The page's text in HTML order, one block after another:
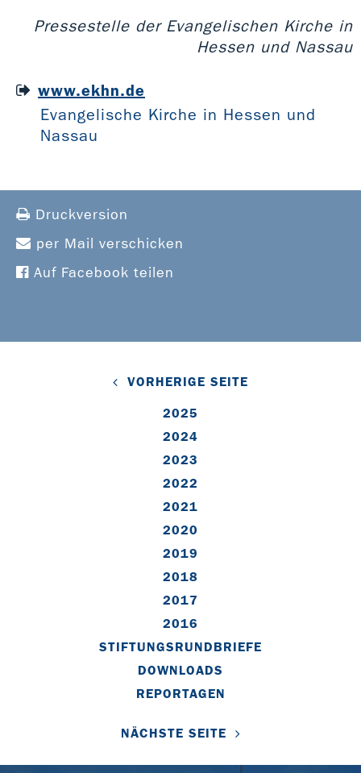
Pressestelle der Evangelischen Kirche in
Hessen und Nassau
www.ekhn.de
Evangelische Kirche in Hessen und
Nassau
Druckversion
per Mail verschicken
Auf Facebook teilen
VORHERIGE SEITE
2025
2024
2023
2022
2021
2020
2019
2018
2017
2016
STIFTUNGSRUNDBRIEFE
DOWNLOADS
REPORTAGEN
NÄCHSTE SEITE